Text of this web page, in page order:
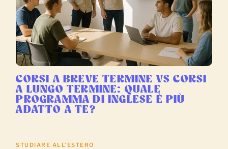
CORSI A BREVE TERMINE VS CORSI
A LUNGO TERMINE: QUALE
PROGRAMMA DI INGLESE È PIÙ
ADATTO A TE?
STUDIARE ALL’ESTERO